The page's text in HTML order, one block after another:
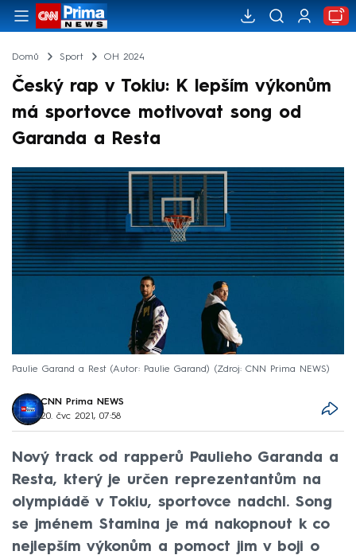
Domů Sport OH 2024
Český rap v Tokiu: K lepším výkonům
má sportovce motivovat song od
Garanda a Resta
Paulie Garand a Rest (Autor: Paulie Garand) Zdroj: CNN Prima NEWS
CNN Prima NEWS
20. čvc 2021, 07:58
Nový track od rapperů Paulieho Garanda a
Resta, který je určen reprezentantům na
olympiádě v Tokiu, sportovce nadchl. Song
se jménem Stamina je má nakopnout k co
nejlepším výkonům a pomoct jim v boji o